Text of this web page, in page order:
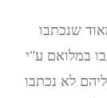
שנכתבו
במלואם ע"י
לא נכתבו